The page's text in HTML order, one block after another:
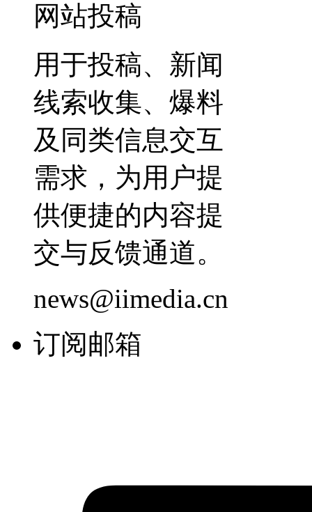
网站投稿
用于投稿、新闻
线索收集、爆料
及同类信息交互
需求，为用户提
供便捷的内容提
交与反馈通道。
news@iimedia.cn
订阅邮箱